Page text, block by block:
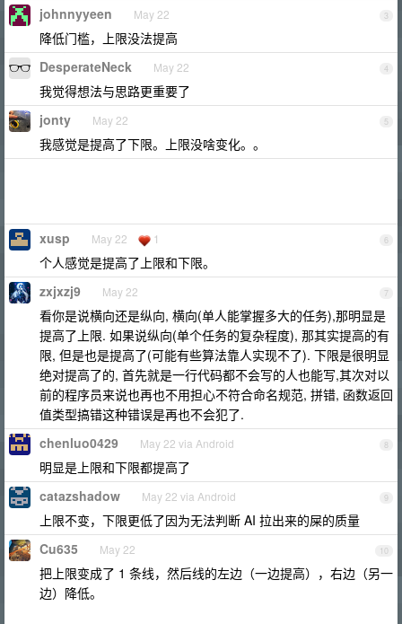
3
johnnyyeen May 22
降低门槛，上限没法提高
4
DesperateNeck May 22
我觉得想法与思路更重要了
5
jonty May 22
我感觉是提高了下限。上限没啥变化。。
6
xusp May 22 1
个人感觉是提高了上限和下限。
7
zxjxzj9 May 22
看你是说横向还是纵向, 横向(单人能掌握多大的任务),那明显是
提高了上限. 如果说纵向(单个任务的复杂程度), 那其实提高的有
限, 但是也是提高了(可能有些算法靠人实现不了). 下限是很明显
绝对提高了的, 首先就是一行代码都不会写的人也能写,其次对以
前的程序员来说也再也不用担心不符合命名规范, 拼错, 函数返回
值类型搞错这种错误是再也不会犯了.
8
chenluo0429 May 22 via Android
明显是上限和下限都提高了
9
catazshadow May 22 via Android
上限不变，下限更低了因为无法判断 AI 拉出来的屎的质量
10
Cu635 May 22
把上限变成了 1 条线，然后线的左边（一边提高），右边（另一
边）降低。